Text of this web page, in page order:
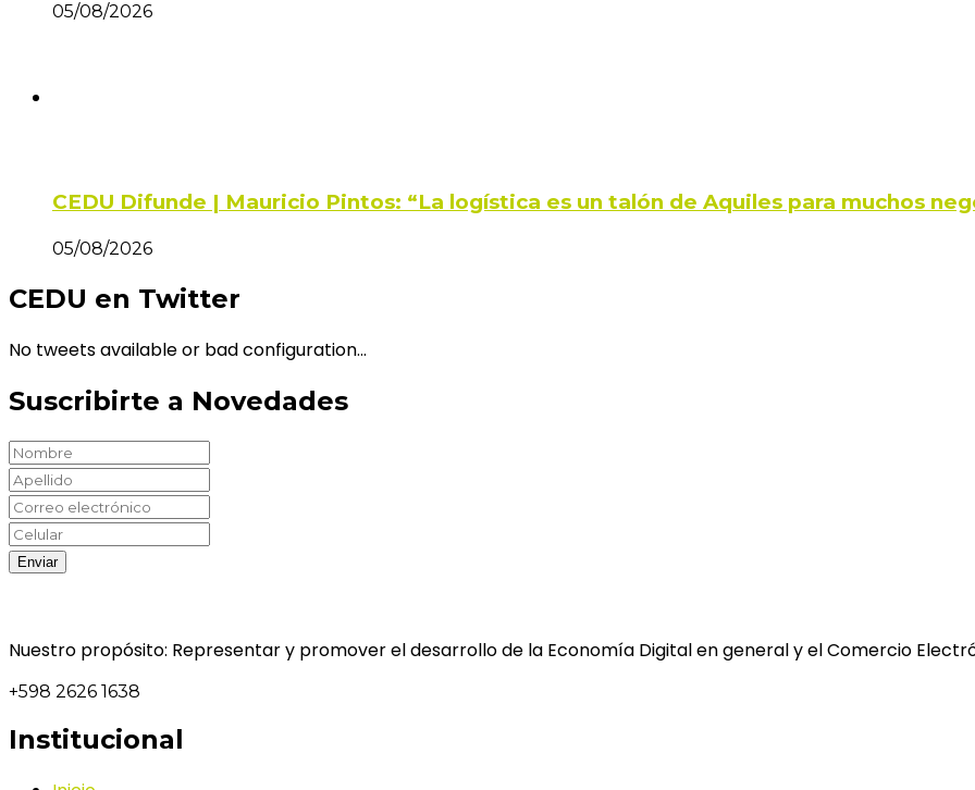
05/08/2026
CEDU Difunde | Mauricio Pintos: “La logística es un talón de Aquiles para muchos
05/08/2026
CEDU en Twitter
No tweets available or bad configuration...
Suscribirte a Novedades
Nuestro propósito: Representar y promover el desarrollo de la Economía Digital en general y el Comercio
+598 2626 1638
Institucional